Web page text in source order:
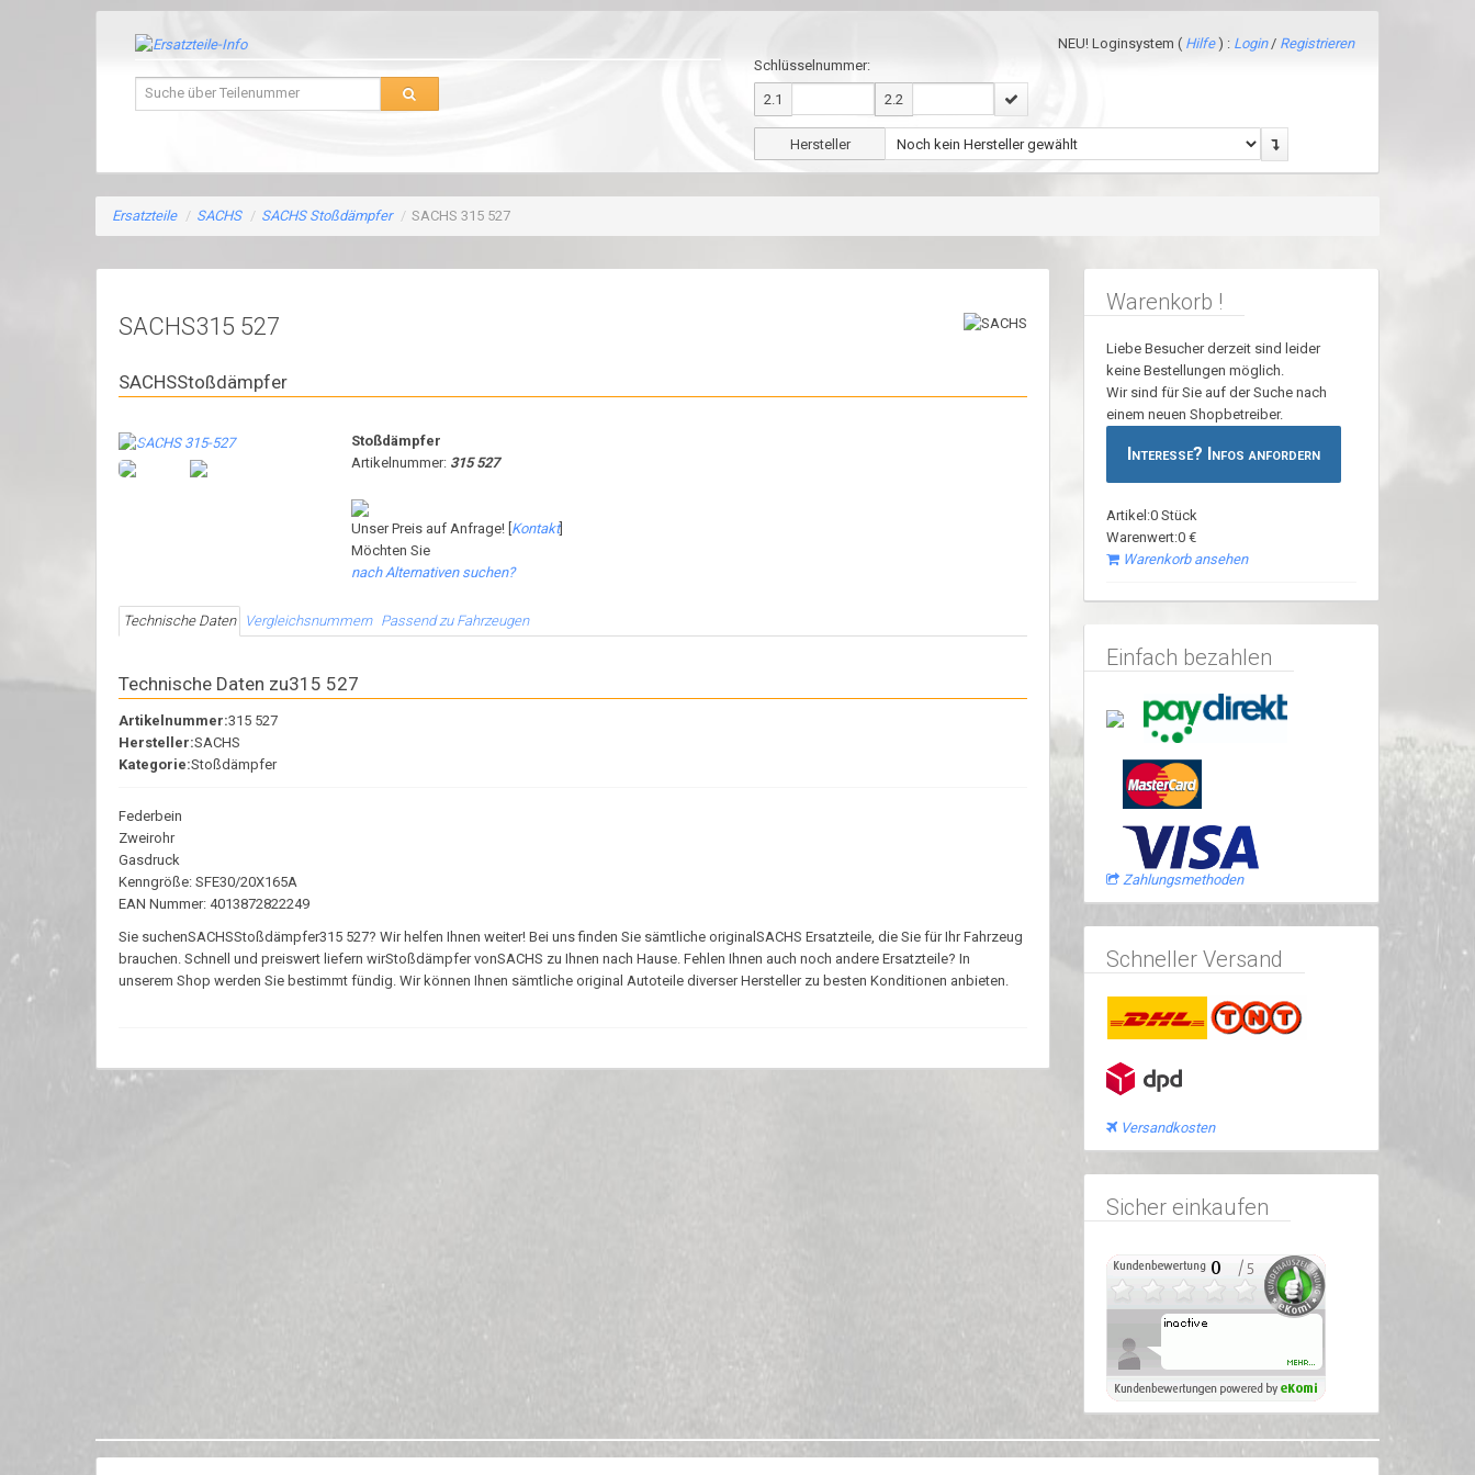
NEU! Loginsystem ( Hilfe) : Login/ Registrieren
Schlüsselnummer:
2.1 2.2
Hersteller
Ersatzteile / SACHS / SACHS Stoßdämpfer / SACHS 315 527
SACHS315 527
SACHSStoßdämpfer
Stoßdämpfer
Artikelnummer: 315 527
Unser Preis auf Anfrage! [ Kontakt]
Möchten Sie
nach Alternativen suchen?
Technische Daten Vergleichsnummern Passend zu Fahrzeugen
Technische Daten zu315 527
Artikelnummer:315 527
Hersteller:SACHS
Kategorie:Stoßdämpfer
Federbein
Zweirohr
Gasdruck
Kenngröße: SFE30/20X165A
EAN Nummer: 4013872822249
Sie suchenSACHSStoßdämpfer315 527? Wir helfen Ihnen weiter! Bei uns finden Sie sämtliche originalSACHS Ersatzteile, die Sie für Ihr Fahrzeug
brauchen. Schnell und preiswert liefern wirStoßdämpfer vonSACHS zu Ihnen nach Hause. Fehlen Ihnen auch noch andere Ersatzteile? In
unserem Shop werden Sie bestimmt fündig. Wir können Ihnen sämtliche original Autoteile diverser Hersteller zu besten Konditionen anbieten.
Warenkorb !
Liebe Besucher derzeit sind leider
keine Bestellungen möglich.
Wir sind für Sie auf der Suche nach
einem neuen Shopbetreiber.
Interesse? Infos anfordern
Artikel:0 Stück
Warenwert:0 €
Warenkorb ansehen
Einfach bezahlen
Zahlungsmethoden
Schneller Versand
Versandkosten
Sicher einkaufen